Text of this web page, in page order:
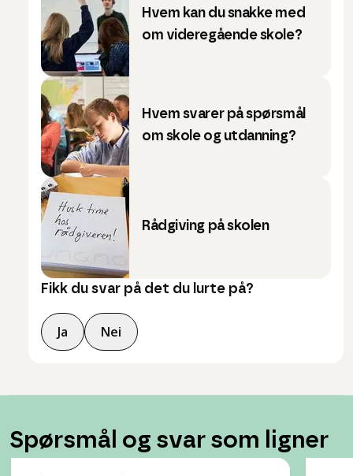
Hvem kan du snakke med
om videregående skole?
Hvem svarer på spørsmål
om skole og utdanning?
Rådgiving på skolen
Fikk du svar på det du lurte på?
Ja Nei
Spørsmål og svar som ligner